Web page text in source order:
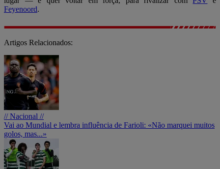
Feyenoord.
Artigos Relacionados:
// Nacional //
Vai ao Mundial e lembra influência de Farioli: «Não marquei muitos
golos, mas...»